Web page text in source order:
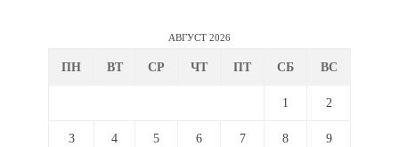
АВГУСТ 2026
ПН ВТ СР ЧТ ПТ СБ ВС
1 2
3 4 5 6 7 8 9